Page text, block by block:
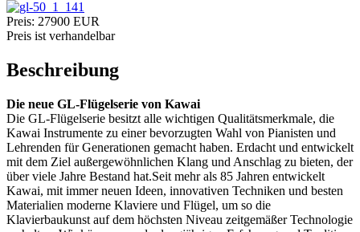
Preis: 27900 EUR
Preis ist verhandelbar
Beschreibung
Die neue GL-Flügelserie von Kawai
Die GL-Flügelserie besitzt alle wichtigen Qualitätsmerkmale, die
Kawai Instrumente zu einer bevorzugten Wahl von Pianisten und
Lehrenden für Generationen gemacht haben. Erdacht und entwickelt
mit dem Ziel außergewöhnlichen Klang und Anschlag zu bieten, der
über viele Jahre Bestand hat.Seit mehr als 85 Jahren entwickelt
Kawai, mit immer neuen Ideen, innovativen Techniken und besten
Materialien moderne Klaviere und Flügel, um so die
Klavierbaukunst auf dem höchsten Niveau zeitgemäßer Technologie